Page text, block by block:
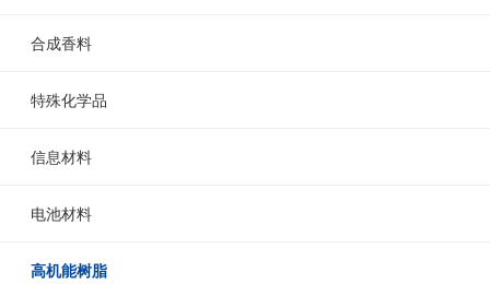
合成香料
特殊化学品
信息材料
电池材料
高机能树脂